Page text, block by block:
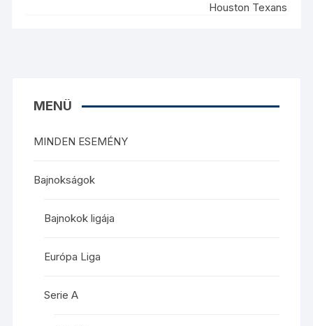
Houston Texans
MENÜ
MINDEN ESEMÉNY
Bajnokságok
Bajnokok ligája
Európa Liga
Serie A